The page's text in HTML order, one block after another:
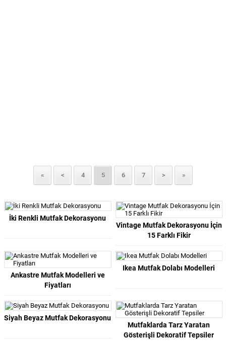
« < 4 5 6 7 > »
İki Renkli Mutfak Dekorasyonu
Vintage Mutfak Dekorasyonu İçin
15 Farklı Fikir
Ankastre Mutfak Modelleri ve
Fiyatları
Ikea Mutfak Dolabı Modelleri
Siyah Beyaz Mutfak Dekorasyonu
Mutfaklarda Tarz Yaratan
Gösterişli Dekoratif Tepsiler